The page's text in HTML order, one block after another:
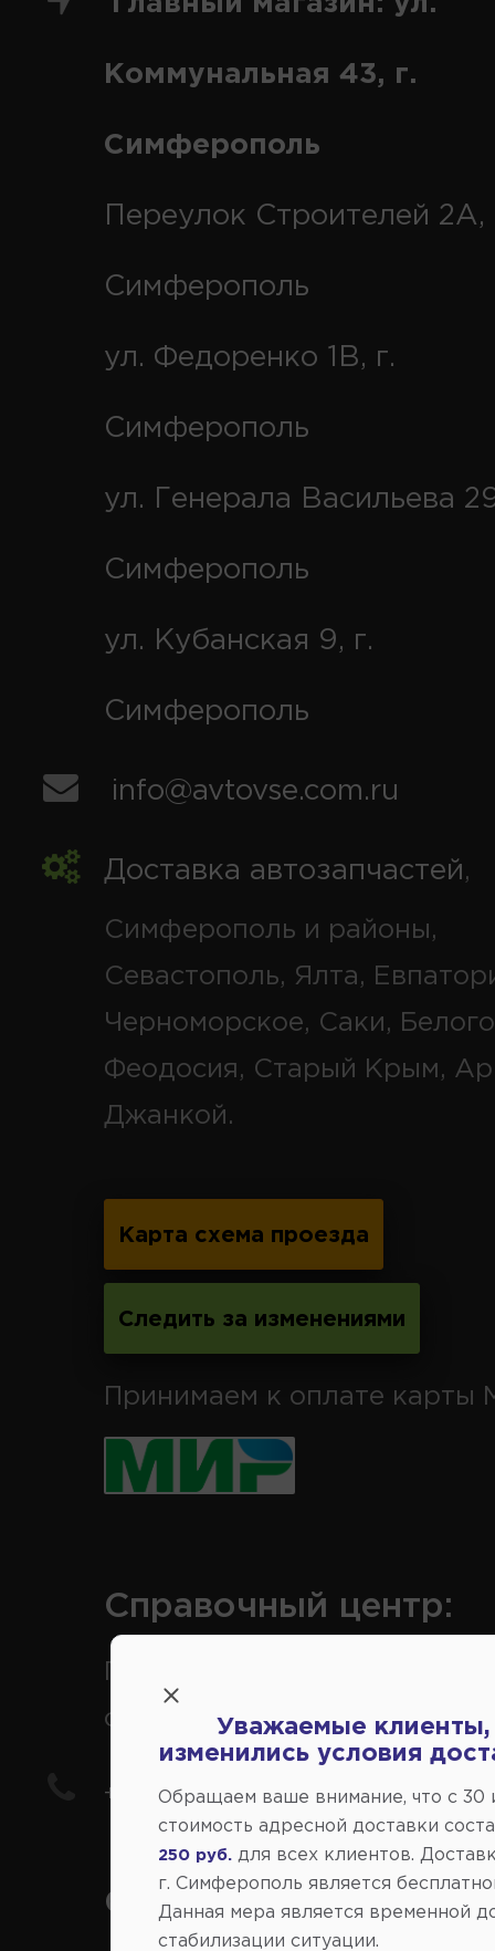
Коммунальная 43, г.
Симферополь
Переулок Строителей 2А,
Симферополь
ул. Федоренко 1В, г.
Симферополь
ул. Генерала Васильева
Симферополь
ул. Кубанская 9, г.
Симферополь
info@avtovse.com.ru
Доставка автозапчастей,
Симферополь и районы,
Севастополь, Ялта,
Черноморское, Саки,
Феодосия, Старый Крым,
Джанкой.
Карта схема проезда
Следить за изменениями
Принимаем к оплате карты
Справочный центр:
отечественные авто
+7(978) 206-206-5
Справочный центр:
Уважаемые клиенты,
изменились условия
Обращаем ваше внимание, что c 30
стоимость адресной доставки
250 руб. для всех клиентов.
г. Симферополь является
Данная мера является временной
стабилизации ситуации.